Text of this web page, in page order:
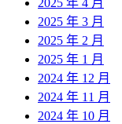
2025 年 4 月
2025 年 3 月
2025 年 2 月
2025 年 1 月
2024 年 12 月
2024 年 11 月
2024 年 10 月